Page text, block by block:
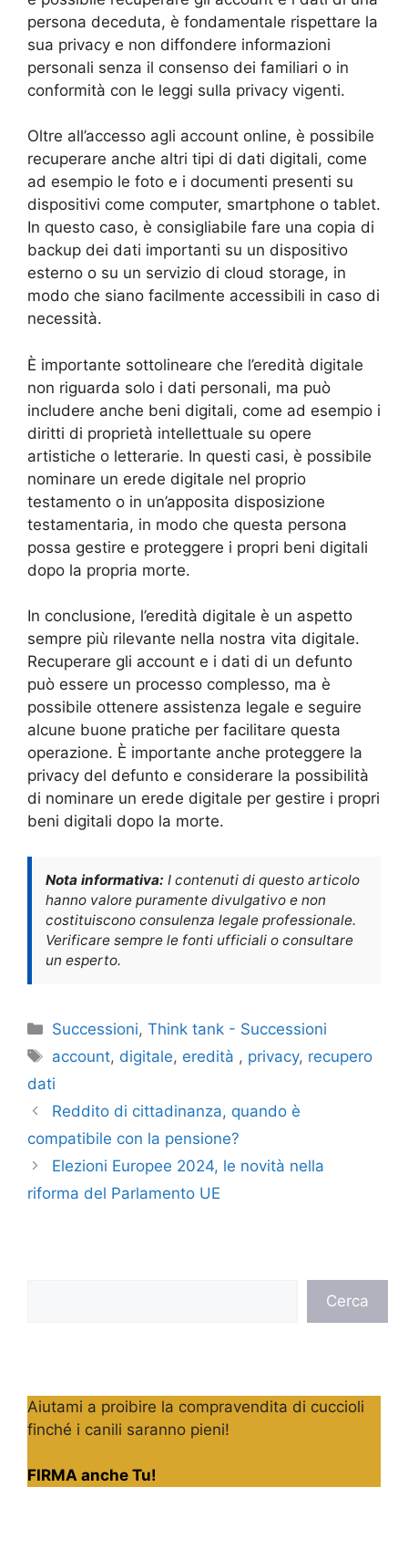
persona deceduta, è fondamentale rispettare la
sua privacy e non diffondere informazioni
personali senza il consenso dei familiari o in
conformità con le leggi sulla privacy vigenti.
Oltre all’accesso agli account online, è possibile
recuperare anche altri tipi di dati digitali, come
ad esempio le foto e i documenti presenti su
dispositivi come computer, smartphone o tablet.
In questo caso, è consigliabile fare una copia di
backup dei dati importanti su un dispositivo
esterno o su un servizio di cloud storage, in
modo che siano facilmente accessibili in caso di
necessità.
È importante sottolineare che l’eredità digitale
non riguarda solo i dati personali, ma può
includere anche beni digitali, come ad esempio i
diritti di proprietà intellettuale su opere
artistiche o letterarie. In questi casi, è possibile
nominare un erede digitale nel proprio
testamento o in un’apposita disposizione
testamentaria, in modo che questa persona
possa gestire e proteggere i propri beni digitali
dopo la propria morte.
In conclusione, l’eredità digitale è un aspetto
sempre più rilevante nella nostra vita digitale.
Recuperare gli account e i dati di un defunto
può essere un processo complesso, ma è
possibile ottenere assistenza legale e seguire
alcune buone pratiche per facilitare questa
operazione. È importante anche proteggere la
privacy del defunto e considerare la possibilità
di nominare un erede digitale per gestire i propri
beni digitali dopo la morte.
Nota informativa: I contenuti di questo articolo
hanno valore puramente divulgativo e non
costituiscono consulenza legale professionale.
Verificare sempre le fonti ufficiali o consultare
un esperto.
Categorie
Successioni,Think tank - Successioni
Tag
account, digitale, eredità , privacy, recupero
dati
Reddito di cittadinanza, quando è
compatibile con la pensione?
Elezioni Europee 2024, le novità nella
riforma del Parlamento UE
Cerca
Aiutami a proibire la compravendita di cuccioli
finché i canili saranno pieni!
FIRMA anche Tu!